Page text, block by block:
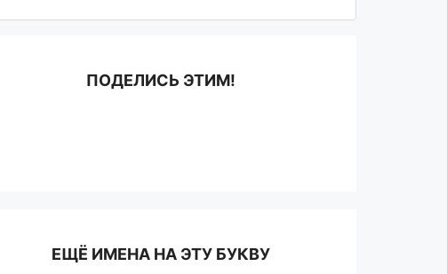
ПОДЕЛИСЬ ЭТИМ!
ЕЩЁ ИМЕНА НА ЭТУ БУКВУ